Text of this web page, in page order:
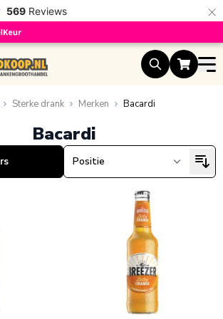
569 Reviews ×
Sterke drank Merken Bacardi
Bacardi